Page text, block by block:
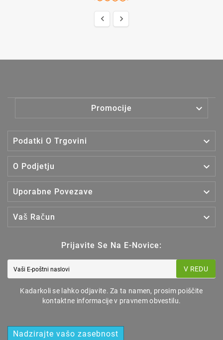
 
Promocije 
Podatki O Trgovini 
O Podjetju 
Uporabne Povezave 
Vaš Račun 
Prijavite Se Na E-Novice:
V REDU
Kadarkoli se lahko odjavite. Za ta namen, prosim poiščite
kontaktne informacije v pravnem obvestilu.
Nadzirajte vašo zasebnost